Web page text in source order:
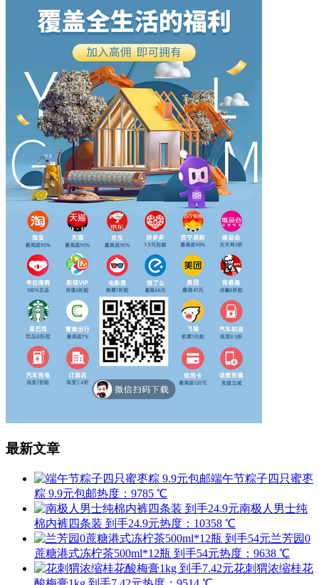
最新文章
端午节粽子四只蜜枣
粽 9.9元包邮热度：9785 ℃
南极人男士纯
棉内裤四条装 到手24.9元热度：10358 ℃
兰芳园0
蔗糖港式冻柠茶500ml*12瓶 到手54元热度：9638 ℃
花刺猬浓缩桂花